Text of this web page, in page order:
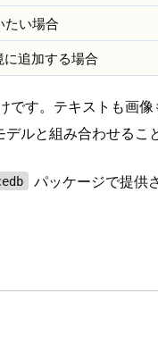
たい場合
追加する場合
す。テキストも画
ルと組み合わせるこ
パッケージで提供